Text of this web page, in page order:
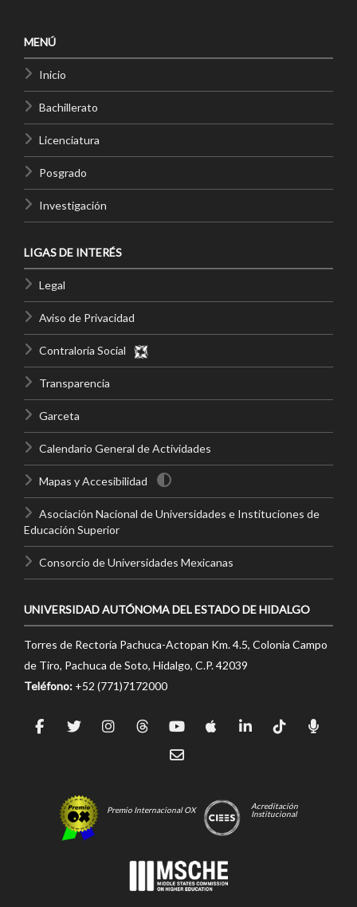
MENÚ
Inicio
Bachillerato
Licenciatura
Posgrado
Investigación
LIGAS DE INTERÉS
Legal
Aviso de Privacidad
Contraloría Social
Transparencia
Garceta
Calendario General de Actividades
Mapas y Accesibilidad
Asociación Nacional de Universidades e Instituciones de
Educación Superior
Consorcio de Universidades Mexicanas
UNIVERSIDAD AUTÓNOMA DEL ESTADO DE HIDALGO
Torres de Rectoría Pachuca-Actopan Km. 4.5, Colonia Campo
de Tiro, Pachuca de Soto, Hidalgo, C.P. 42039
Teléfono: +52 (771)7172000
Premio Internacional OX
Acreditación
Institucional